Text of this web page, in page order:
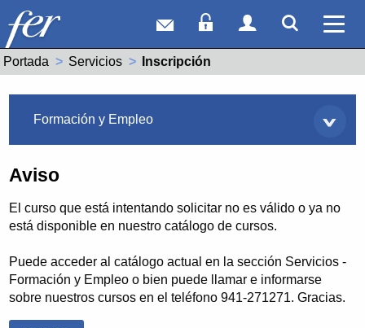
Correo webAcceso Socios
Acceso
Portada Servicios Actual:
Inscripción
Formación y Empleo
Aviso
El curso que está intentando solicitar no es válido o ya no
está disponible en nuestro catálogo de cursos.
Puede acceder al catálogo actual en la sección Servicios -
Formación y Empleo o bien puede llamar e informarse
sobre nuestros cursos en el teléfono 941-271271. Gracias.